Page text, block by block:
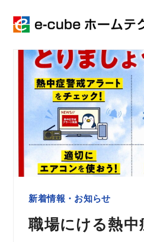
新着情報・お知らせ
職場にける熱中